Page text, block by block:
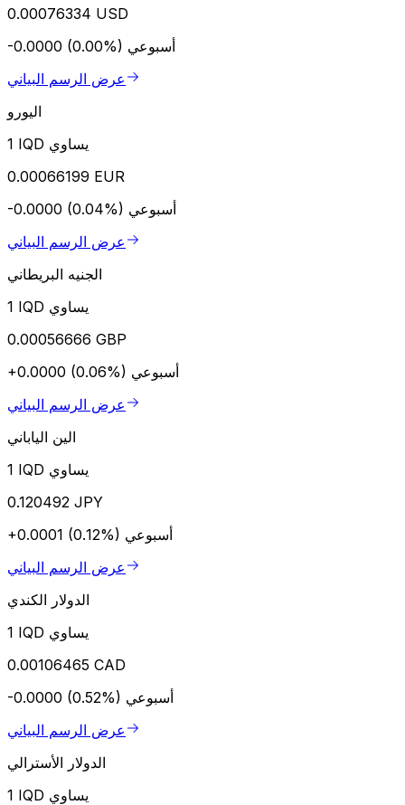
0.00076334 USD
-0.0000 (0.00%) أسبوعي
عرض الرسم البياني
اليورو
1 IQD يساوي
0.00066199 EUR
-0.0000 (0.04%) أسبوعي
عرض الرسم البياني
الجنيه البريطاني
1 IQD يساوي
0.00056666 GBP
+0.0000 (0.06%) أسبوعي
عرض الرسم البياني
الين الياباني
1 IQD يساوي
0.120492 JPY
+0.0001 (0.12%) أسبوعي
عرض الرسم البياني
الدولار الكندي
1 IQD يساوي
0.00106465 CAD
-0.0000 (0.52%) أسبوعي
عرض الرسم البياني
الدولار الأسترالي
1 IQD يساوي